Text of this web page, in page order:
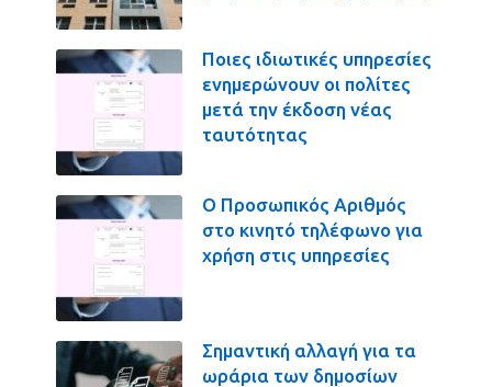
Ποιες ιδιωτικές υπηρεσίες
ενημερώνουν οι πολίτες
μετά την έκδοση νέας
ταυτότητας
Ο Προσωπικός Αριθμός
στο κινητό τηλέφωνο για
χρήση στις υπηρεσίες
Σημαντική αλλαγή για τα
ωράρια των δημοσίων